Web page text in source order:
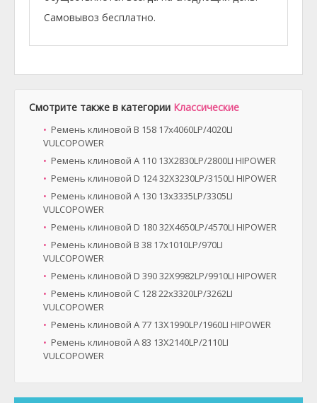
Самовывоз бесплатно.
Смотрите также в категории Классические
Ремень клиновой B 158 17x4060LP/4020LI
VULCOPOWER
Ремень клиновой A 110 13X2830LP/2800LI HIPOWER
Ремень клиновой D 124 32X3230LP/3150LI HIPOWER
Ремень клиновой A 130 13x3335LP/3305LI
VULCOPOWER
Ремень клиновой D 180 32X4650LP/4570LI HIPOWER
Ремень клиновой B 38 17x1010LP/970LI
VULCOPOWER
Ремень клиновой D 390 32X9982LP/9910LI HIPOWER
Ремень клиновой C 128 22x3320LP/3262LI
VULCOPOWER
Ремень клиновой A 77 13X1990LP/1960LI HIPOWER
Ремень клиновой A 83 13X2140LP/2110LI
VULCOPOWER